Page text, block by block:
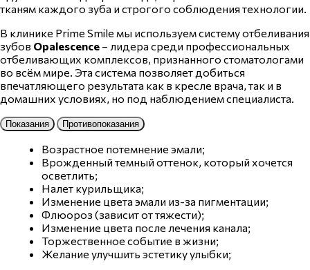
тканям каждого зуба и строгого соблюдения технологии.
В клинике Prime Smile мы используем системуотбеливания
зубов Opalescence – лидера среди профессиональных
отбеливающих комплексов, признанного стоматологами
во всём мире. Эта система позволяет добиться
впечатляющего результата как в кресле врача, так и в
домашних условиях, но под наблюдением специалиста.
Показания Противопоказания
Возрастное потемнение эмали;
Врожденный темный оттенок, который хочется
осветлить;
Налет курильщика;
Изменение цвета эмали из-за пигментации;
Флюороз (зависит от тяжести);
Изменение цвета после лечения канала;
Торжественное событие в жизни;
Желание улучшить эстетику улыбки;